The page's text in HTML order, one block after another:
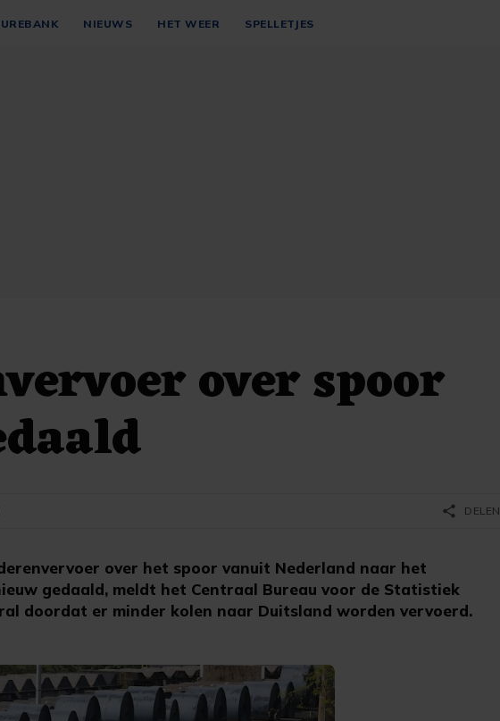
NIEUWS HET WEER SPELLETJES
over spoor
over het spoor vanuit Nederland naar het
gedaald, meldt het Centraal Bureau voor de Statistiek
doordat er minder kolen naar Duitsland worden vervoerd.
share DELEN